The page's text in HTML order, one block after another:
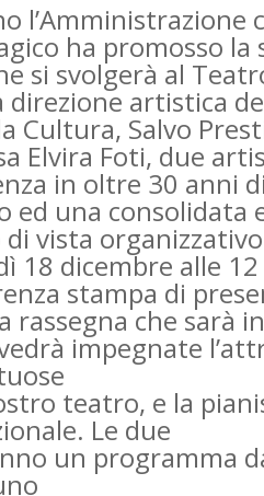
ha promosso
si svolgerà al
direzione artistica
Cultura, Salvo
Elvira Foti, due
in oltre 30 anni
ed una consolidata
vista
18 dicembre alle
stampa di
rassegna che sarà
impegnate
teatro, e la
Le due
un programma